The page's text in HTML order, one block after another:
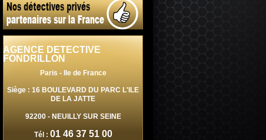
AGENCE DETECTIVE
FONDRILLON
Paris - Ile de France
Siège : 16 BOULEVARD DU PARC L'ILE
DE LA JATTE
92200- NEUILLY SUR SEINE
Tél : 01 46 37 51 00